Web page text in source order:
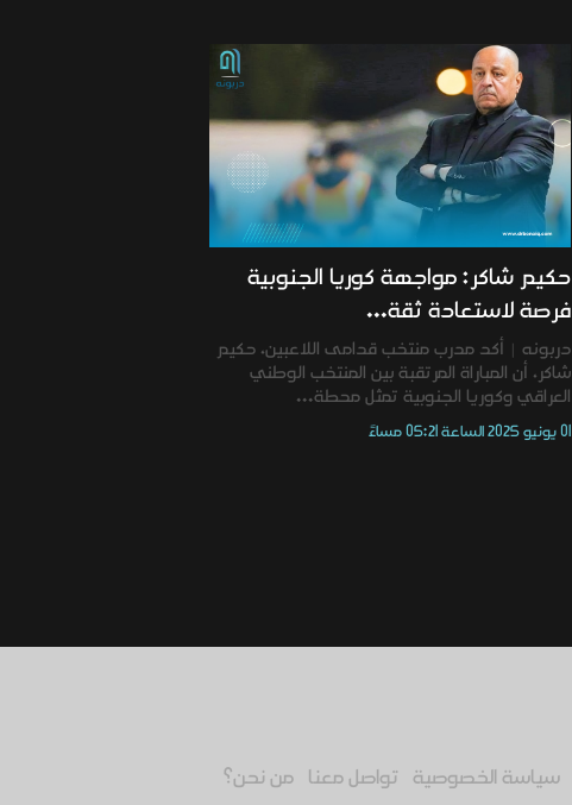
حكيم شاكر: مواجهة كوريا الجنوبية
فرصة لاستعادة ثقة...
دربونه | أكد مدرب منتخب قدامى اللاعبين، حكيم
شاكر، أن المباراة المرتقبة بين المنتخب الوطني
العراقي وكوريا الجنوبية تمثل محطة...
01 يونيو 2025 الساعة 05:21 مساءً
سياسة الخصوصية تواصل معنا من نحن؟